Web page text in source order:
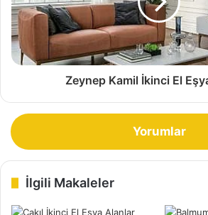
Zafer Mahallesi İkinci El Eşya
Kullanılabilir durum da olması gerekiyor
satılabilsin. Aynı şekilde mobilyalar
mobilyaların da sağlam olması gerekir.
Zeynep Kamil İkinci El
Yorumlar
İlgili Makaleler